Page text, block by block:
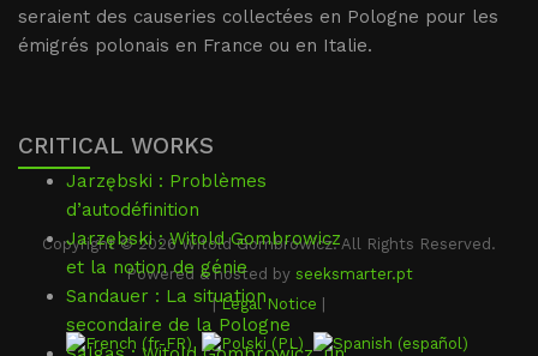
seraient des causeries collectées en Pologne pour les
émigrés polonais en France ou en Italie.
CRITICAL WORKS
Jarzębski : Problèmes
d’autodéfinition
Jarzębski : Witold Gombrowicz
et la notion de génie
Sandauer : La situation
secondaire de la Pologne
Copyright © 2026 Witold Gombrowicz. All Rights Reserved.
Powered & hosted by seeksmarter.pt
|Legal Notice